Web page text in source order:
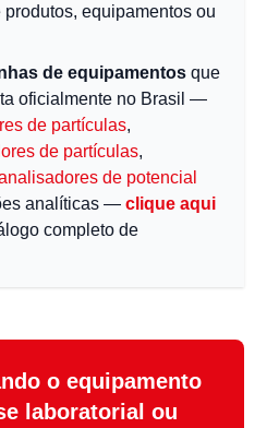
produtos, equipamentos ou
de equipamentos que
oficialmente no Brasil —
de partículas,
de partículas,
de potencial
analíticas — clique aqui
completo de
o equipamento
laboratorial ou